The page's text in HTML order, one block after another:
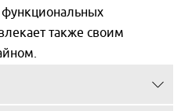
также своим